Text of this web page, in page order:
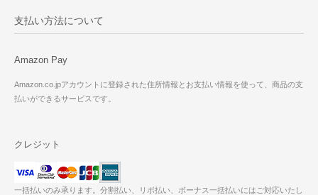
支払い方法について
Amazon Pay
Amazon.co.jpアカウントに登録された住所情報とお支払い情報を使って、商品の支
払いができるサービスです。
クレジット
一括払いのみ承ります。分割払い、リボ払い、ボーナス一括払いにはご対応いたし